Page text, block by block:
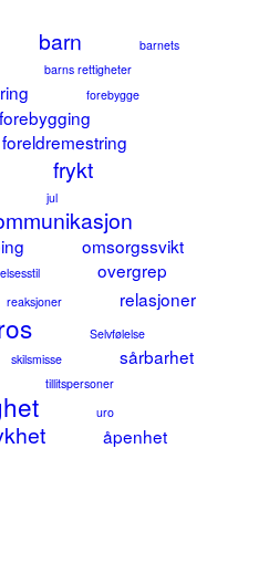
barn
barnets
barns rettigheter
forebygge
forebygging
foreldremestring
frykt
jul
omsorgssvikt
overgrep
reaksjoner relasjoner
Selvfølelse
skilsmisse sårbarhet
tillitspersoner
uro
åpenhet